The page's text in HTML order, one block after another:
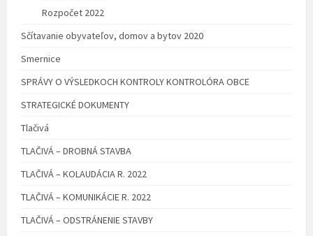
Rozpočet 2022
Sčítavanie obyvateľov, domov a bytov 2020
Smernice
SPRÁVY O VÝSLEDKOCH KONTROLY KONTROLÓRA OBCE
STRATEGICKÉ DOKUMENTY
Tlačivá
TLAČIVÁ – DROBNÁ STAVBA
TLAČIVÁ – KOLAUDÁCIA R. 2022
TLAČIVÁ – KOMUNIKÁCIE R. 2022
TLAČIVÁ – ODSTRÁNENIE STAVBY